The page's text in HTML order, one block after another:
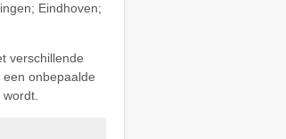
Eindhoven;
verschillende
onbepaalde